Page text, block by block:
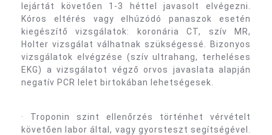
lejártát követően 1-3 héttel javasolt elvégezni.
Kóros eltérés vagy elhúzódó panaszok esetén
kiegészítő vizsgálatok: koronária CT, szív MR,
Holter vizsgálat válhatnak szükségessé. Bizonyos
vizsgálatok elvégzése (szív ultrahang, terheléses
EKG) a vizsgálatot végző orvos javaslata alapján
negatív PCR lelet birtokában lehetségesek.
· Troponin szint ellenőrzés történhet vérvételt
követően labor által, vagy gyorsteszt segítségével.